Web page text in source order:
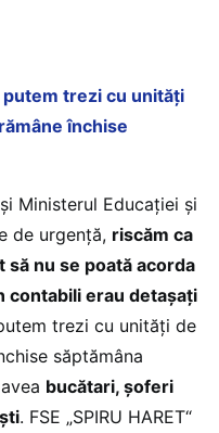
putem trezi cu unități
închise
Ministerul Educației și
de urgență, riscăm ca
nu se poată acorda
contabili erau detașați
trezi cu unități de
săptămâna
bucătari, șoferi
. FSE „SPIRU HARET“